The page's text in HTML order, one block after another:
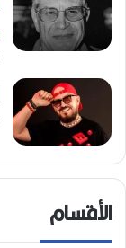
الأقسام